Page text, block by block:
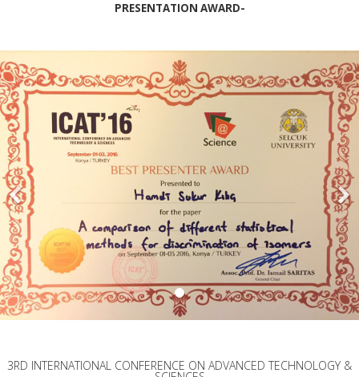
PRESENTATION AWARD-
3RD INTERNATIONAL CONFERENCE ON ADVANCED TECHNOLOGY &